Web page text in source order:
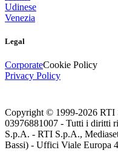
Udinese
Venezia
Legal
CorporateCookie Policy
Privacy Policy
Copyright © 1999-2026 RTI
03976881007 - Tutti i diritti
S.p.A. - RTI S.p.A.,
Bassi) - Uffici Viale Europa